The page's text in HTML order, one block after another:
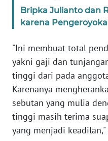
Bripka Julianto dan
karena
"Ini membuat total
yakni gaji dan
tinggi dari pada
Karenanya
sebutan yang mulia
tinggi masih terima
yang menjadi keadilan,"
NTT
PAPUA
WN
PAPUA
BARAT